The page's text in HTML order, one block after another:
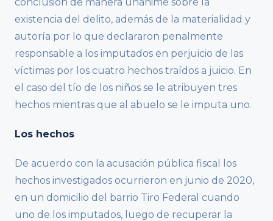
existencia del delito, además de la materialidad y
autoría por lo que declararon penalmente
responsable a los imputados en perjuicio de las
víctimas por los cuatro hechos traídos a juicio. En
el caso del tío de los niños se le atribuyen tres
hechos mientras que al abuelo se le imputa uno.
Los hechos
De acuerdo con la acusación pública fiscal los
hechos investigados ocurrieron en junio de 2020,
en un domicilio del barrio Tiro Federal cuando
uno de los imputados, luego de recuperar la